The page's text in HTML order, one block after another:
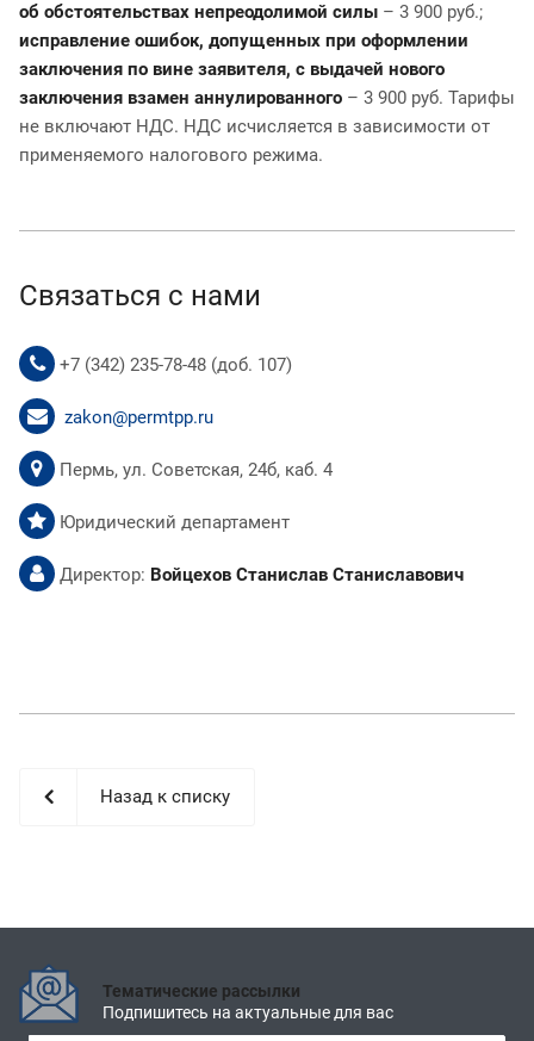
об обстоятельствах непреодолимой силы – 3 900 руб.;
исправление ошибок, допущенных при оформлении
заключения по вине заявителя, с выдачей нового
заключения взамен аннулированного – 3 900 руб. Тарифы
не включают НДС. НДС исчисляется в зависимости от
применяемого налогового режима.
Связаться с нами
+7 (342) 235-78-48 (доб. 107)
zakon@permtpp.ru
Пермь, ул. Советская, 24б, каб. 4
Юридический департамент
Директор: Войцехов Станислав Станиславович
Назад к списку
Тематические рассылки
Подпишитесь на актуальные для вас